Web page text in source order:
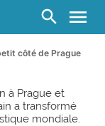
search menu
côté de Prague
à Prague et
a transformé
mondiale.